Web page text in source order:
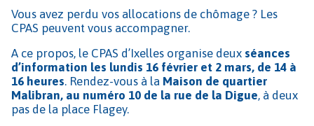
Vous avez perdu vos allocations de chômage ? Les
CPAS peuvent vous accompagner.
A ce propos, le CPAS d’Ixelles organise deux séances
d’information les lundis 16 février et 2 mars, de 14 à
16 heures. Rendez-vous à la Maison de quartier
Malibran, au numéro 10 de la rue de la Digue, à deux
pas de la place Flagey.